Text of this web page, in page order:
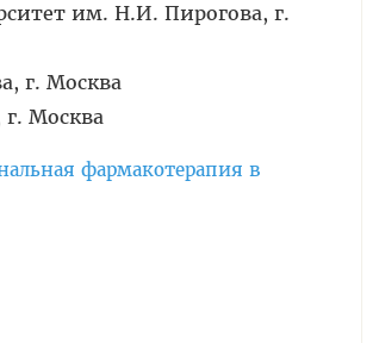
им. Н.И. Пирогова, г.
г. Москва
г. Москва
фармакотерапия в